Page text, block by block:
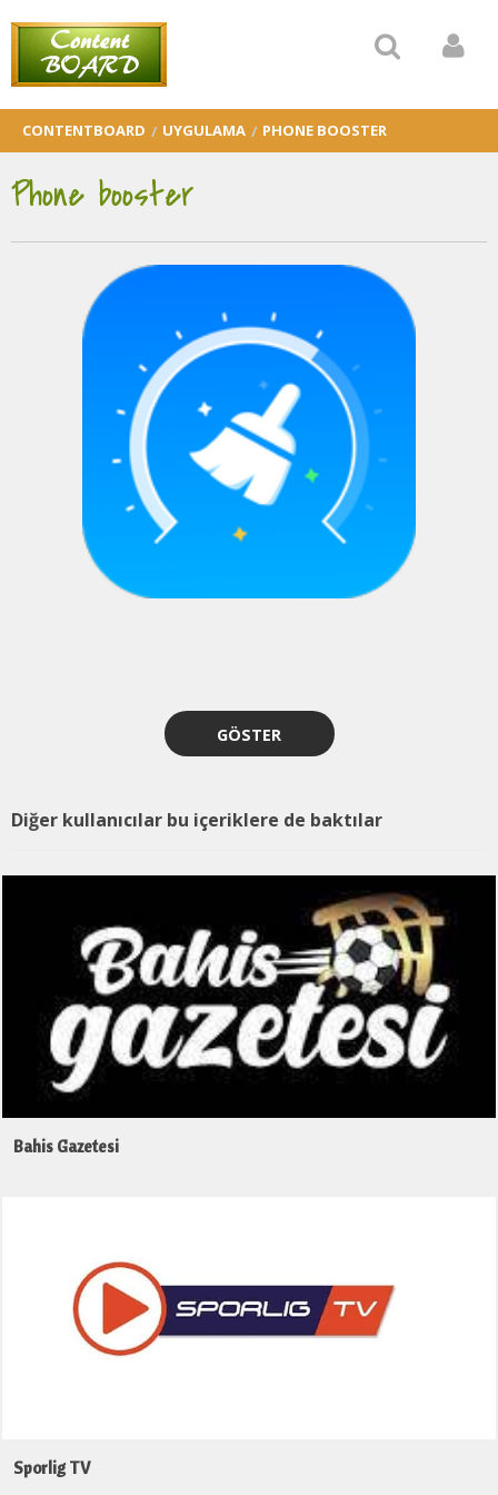
CONTENTBOARD UYGULAMA PHONE BOOSTER
Phone booster
GÖSTER
Diğer kullanıcılar bu içeriklere de baktılar
Bahis Gazetesi
Sporlig TV